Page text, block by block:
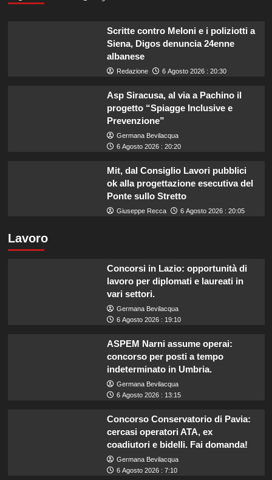
Scritte contro Meloni e i poliziotti a
Siena, Digos denuncia 24enne
albanese
Redazione 6 Agosto 2026 : 20:30
Asp Siracusa, al via a Pachino il
progetto “Spiagge Inclusive e
Prevenzione”
Germana Bevilacqua
6 Agosto 2026 : 20:20
Mit, dal Consiglio Lavori pubblici
ok alla progettazione esecutiva del
Ponte sullo Stretto
Giuseppe Recca 6 Agosto 2026 : 20:05
Lavoro
Concorsi in Lazio: opportunità di
lavoro per diplomati e laureati in
vari settori.
Germana Bevilacqua
6 Agosto 2026 : 19:10
ASPEM Narni assume operai:
concorso per posti a tempo
indeterminato in Umbria.
Germana Bevilacqua
6 Agosto 2026 : 13:15
Concorso Conservatorio di Pavia:
cercasi operatori ATA, ex
coadiutori e bidelli. Fai domanda!
Germana Bevilacqua
6 Agosto 2026 : 7:10